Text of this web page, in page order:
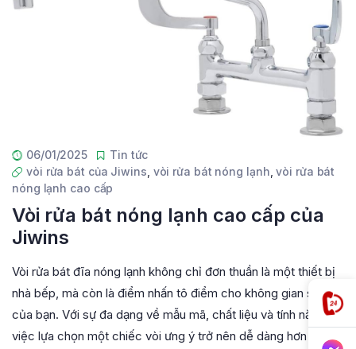
06/01/2025
Tin tức
vòi rửa bát của Jiwins vòi rửa bát nóng lạnh ,vòi rửa bát
nóng lạnh cao cấp
Vòi rửa bát nóng lạnh cao cấp của
Jiwins
Vòi rửa bát đĩa nóng lạnh không chỉ đơn thuần là một thiết bị
nhà bếp, mà còn là điểm nhấn tô điểm cho không gian sống
của bạn. Với sự đa dạng về mẫu mã, chất liệu và tính năng,
việc lựa chọn một chiếc vòi ưng ý trở nên dễ dàng hơn bao